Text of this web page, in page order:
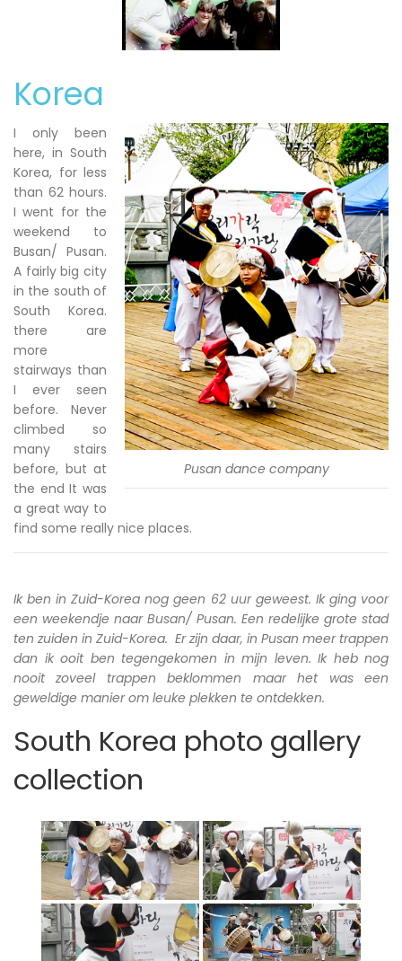
Korea
Pusan dance company
I only been
here, in South
Korea, for less
than 62 hours.
I went for the
weekend to
Busan/ Pusan.
A fairly big city
in the south of
South Korea.
there are
more
stairways than
I ever seen
before. Never
climbed so
many stairs
before, but at
the end It was
a great way to
find some really nice places.
Ik ben in Zuid-Korea nog geen 62 uur geweest. Ik ging voor
een weekendje naar Busan/ Pusan. Een redelijke grote stad
ten zuiden in Zuid-Korea. Er zijn daar, in Pusan meer trappen
dan ik ooit ben tegengekomen in mijn leven. Ik heb nog
nooit zoveel trappen beklommen maar het was een
geweldige manier om leuke plekken te ontdekken.
South Korea photo gallery
collection